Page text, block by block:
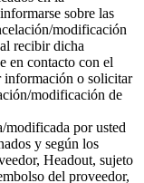
sobre las
modificación
recibir dicha
en contacto con el
información o solicitar
modificación de
modificada por usted
y según los
Headout, sujeto
del proveedor,